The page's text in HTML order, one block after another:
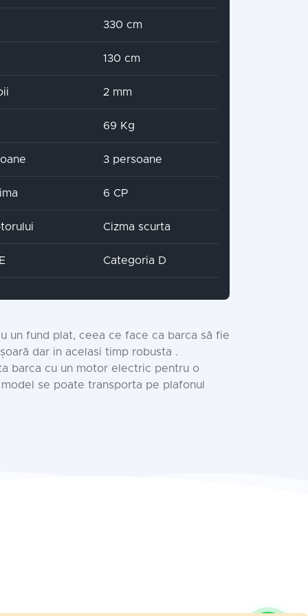
330 cm
130 cm
2 mm
69 Kg
3 persoane
6 CP
Cizma scurta
Categoria D
un fund plat, ceea ce face ca barca să fie
dar in acelasi timp robusta .
barca cu un motor electric pentru o
se poate transporta pe plafonul